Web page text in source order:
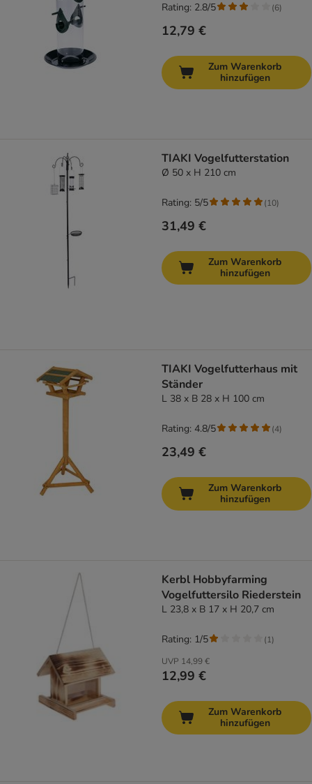
12,79 €
Rating: 2.8/5 (6)
Zum Warenkorb
hinzufügen
TIAKI Vogelfutterstation
Ø 50 x H 210 cm
31,49 €
Rating: 5/5 (10)
Zum Warenkorb
hinzufügen
TIAKI Vogelfutterhaus mit
Ständer
L 38 x B 28 x H 100 cm
23,49 €
Rating: 4.8/5 (4)
Zum Warenkorb
hinzufügen
Kerbl Hobbyfarming
Vogelfuttersilo Riederstein
L 23,8 x B 17 x H 20,7 cm
UVP 14,99 €
12,99 €
Rating: 1/5 (1)
Zum Warenkorb
hinzufügen